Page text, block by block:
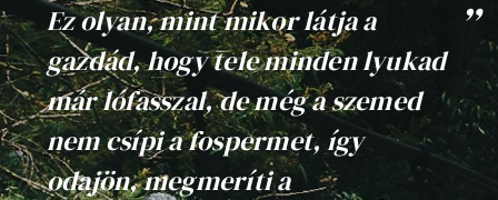
Ez olyan, mint mikor látja a
gazdád, hogy tele minden lyukad
már lófasszal, de még a szemed
nem csípi a fospermet, így
odajön, megmeríti a